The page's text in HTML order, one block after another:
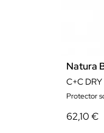
Natura
C+C
Protector
62,10 €